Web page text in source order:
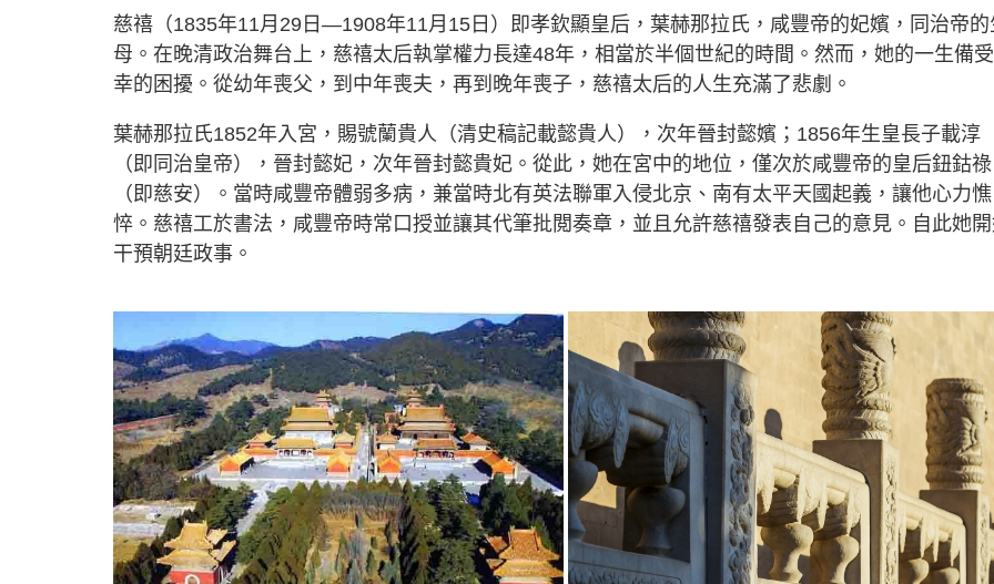
慈禧（1835年11月29日—1908年11月15日）即孝欽顯皇后，葉赫那拉氏，咸豐帝的妃嬪，同治帝的
母。在晚清政治舞台上，慈禧太后執掌權力長達48年，相當於半個世紀的時間。然而，她的一生備
幸的困擾。從幼年喪父，到中年喪夫，再到晚年喪子，慈禧太后的人生充滿了悲劇。
葉赫那拉氏1852年入宮，賜號蘭貴人（清史稿記載懿貴人），次年晉封懿嬪；1856年生皇長子載淳
（即同治皇帝），晉封懿妃，次年晉封懿貴妃。從此，她在宮中的地位，僅次於咸豐帝的皇后鈕鈷
（即慈安）。當時咸豐帝體弱多病，兼當時北有英法聯軍入侵北京、南有太平天國起義，讓他心力憔
悴。慈禧工於書法，咸豐帝時常口授並讓其代筆批閲奏章，並且允許慈禧發表自己的意見。自此她
干預朝廷政事。